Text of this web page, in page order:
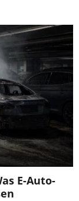
E-Auto-